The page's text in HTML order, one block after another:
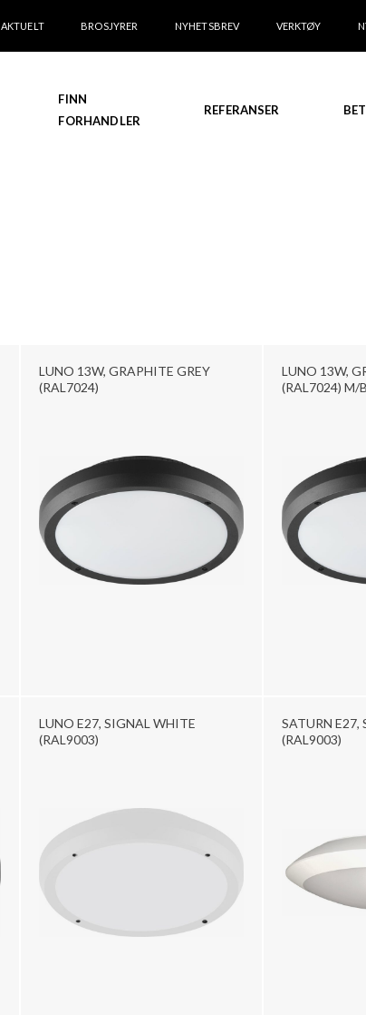
AKTUELT BROSJYRER NYHETSBREV VERKTØY
FINN
FORHANDLER
REFERANSER
LUNO 13W, GRAPHITE GREY
(RAL7024)
LUNO 13W,
(RAL7024) M/
LUNO E27, SIGNAL WHITE
(RAL9003)
SATURN E27,
(RAL9003)